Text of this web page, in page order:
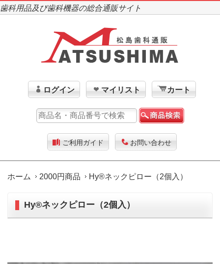
歯科用品及び歯科機器の総合通販サイト
ログイン マイリスト カート
ご利用ガイド お問い合わせ
ホーム 2000円商品 Hy®ネックピロー（2個入）
Hy®ネックピロー（2個入）